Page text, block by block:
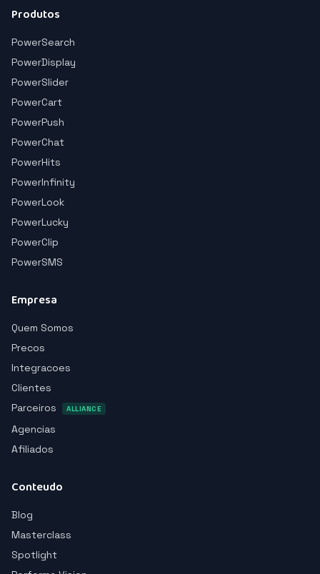
Produtos
PowerSearch
PowerDisplay
PowerSlider
PowerCart
PowerPush
PowerChat
PowerHits
PowerInfinity
PowerLook
PowerLucky
PowerClip
PowerSMS
Empresa
Quem Somos
Precos
Integracoes
Clientes
Parceiros
ALLIANCE
Agencias
Afiliados
Conteudo
Blog
Masterclass
Spotlight